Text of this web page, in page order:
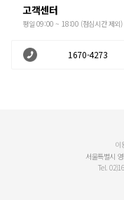
고객센터
평일 09:00 ~ 18:00 (점심시간 제외)
1670-4273
이
서울특별시
Tel.